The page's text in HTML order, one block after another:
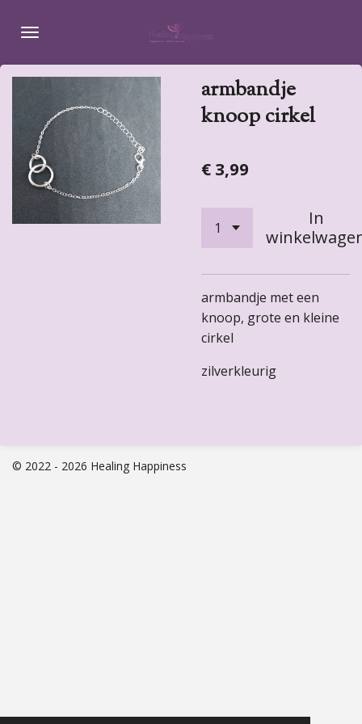
direct
de
hoofdinhoud
armbandje
knoop cirkel
€ 3,99
In
armbandje met een
knoop, grote en kleine
cirkel
zilverkleurig
© 2022 - 2026 Healing Happiness